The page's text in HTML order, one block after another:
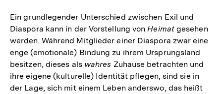
Ein grundlegender Unterschied zwischen Exil und
Diaspora kann in der Vorstellung von Heimatgesehen
werden. Während Mitglieder einer Diaspora zwar eine
enge (emotionale) Bindung zu ihrem Ursprungsland
besitzen, dieses als wahres Zuhause betrachten und
ihre eigene (kulturelle) Identität pflegen, sind sie in
der Lage, sich mit einem Leben anderswo, das heißt